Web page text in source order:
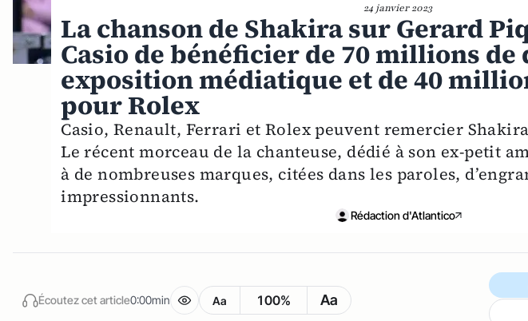
24 janvier 2023
La chanson de Shakira sur Gerard
Casio de bénéficier de 70 millions de
exposition médiatique et de 40
pour Rolex
Casio, Renault, Ferrari et Rolex peuvent remercier
Le récent morceau de la chanteuse, dédié à son ex-petit
à de nombreuses marques, citées dans les paroles,
impressionnants.
Rédaction d'Atlantico
Écoutez cet article0:00min Aa 100% Aa